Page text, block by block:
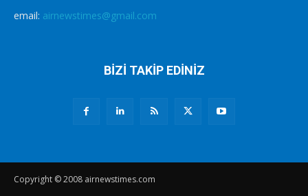
email: airnewstimes@gmail.com
BİZİ TAKİP EDİNİZ
Copyright © 2008 airnewstimes.com